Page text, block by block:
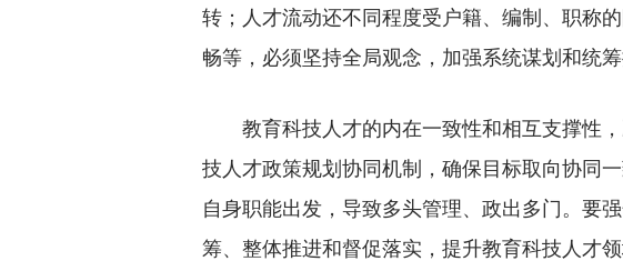
转；人才流动还不同程度受户籍、编制、职称
畅等，必须坚持全局观念，加强系统谋划和统
教育科技人才的内在一致性和相互支撑性，
技人才政策规划协同机制，确保目标取向协同
自身职能出发，导致多头管理、政出多门。要
筹、整体推进和督促落实，提升教育科技人才